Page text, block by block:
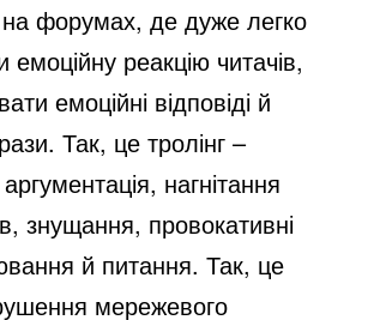
на форумах, де дуже легко
емоційну реакцію читачів,
емоційні відповіді й
Так, це тролінг –
нагнітання
знущання, провокативні
й питання. Так, це
мережевого